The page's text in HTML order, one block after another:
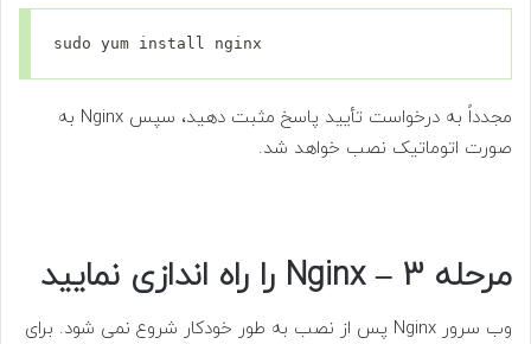
sudo yum install nginx
مجدداً به درخواست تأیید پاسخ مثبت دهید، سپس Nginx به
صورت اتوماتیک نصب خواهد شد.
مرحله 3 – Nginx را راه اندازی نمایید
وب سرور Nginx پس از نصب به طور خودکار شروع نمی شود. برای